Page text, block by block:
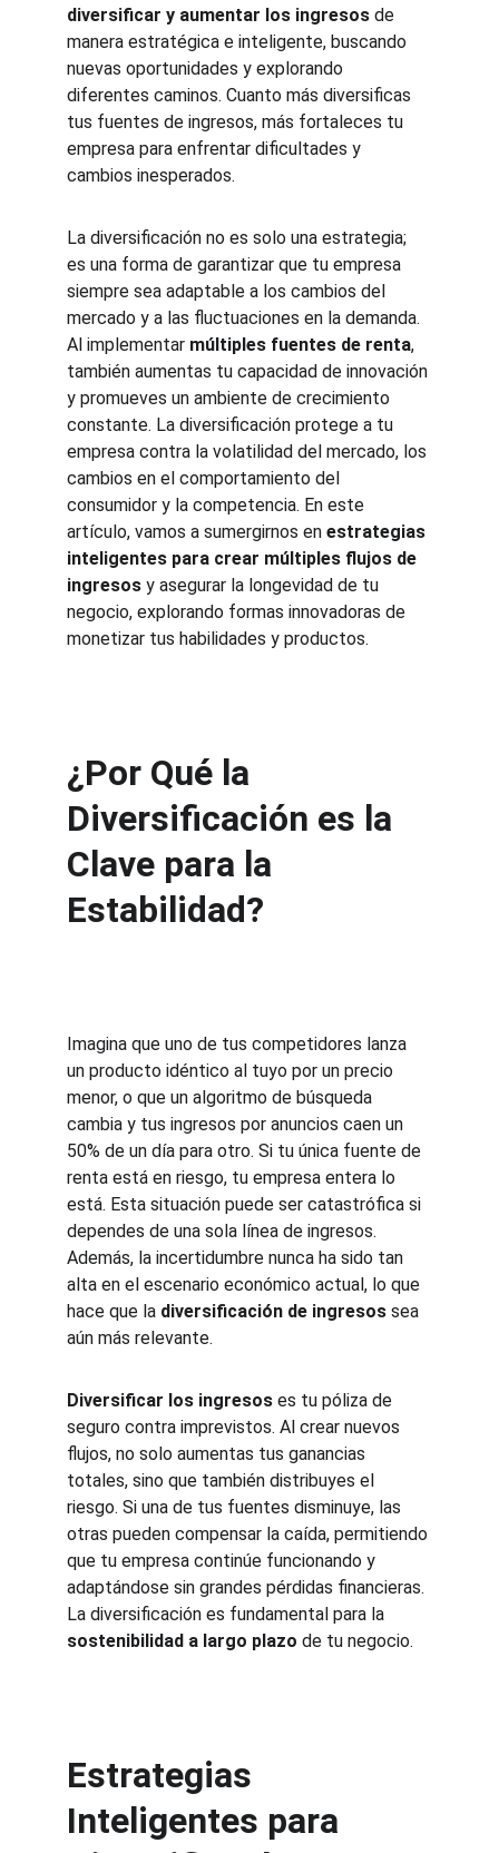
diversificar y aumentar los ingresos de
manera estratégica e inteligente, buscando
nuevas oportunidades y explorando
diferentes caminos. Cuanto más diversificas
tus fuentes de ingresos, más fortaleces tu
empresa para enfrentar dificultades y
cambios inesperados.
La diversificación no es solo una estrategia;
es una forma de garantizar que tu empresa
siempre sea adaptable a los cambios del
mercado y a las fluctuaciones en la demanda.
Al implementar múltiples fuentes de renta,
también aumentas tu capacidad de innovación
y promueves un ambiente de crecimiento
constante. La diversificación protege a tu
empresa contra la volatilidad del mercado, los
cambios en el comportamiento del
consumidor y la competencia. En este
artículo, vamos a sumergirnos en estrategias
inteligentes para crear múltiples flujos de
ingresos y asegurar la longevidad de tu
negocio, explorando formas innovadoras de
monetizar tus habilidades y productos.
¿Por Qué la
Diversificación es la
Clave para la
Estabilidad?
Imagina que uno de tus competidores lanza
un producto idéntico al tuyo por un precio
menor, o que un algoritmo de búsqueda
cambia y tus ingresos por anuncios caen un
50% de un día para otro. Si tu única fuente de
renta está en riesgo, tu empresa entera lo
está. Esta situación puede ser catastrófica si
dependes de una sola línea de ingresos.
Además, la incertidumbre nunca ha sido tan
alta en el escenario económico actual, lo que
hace que la diversificación de ingresos sea
aún más relevante.
Diversificar los ingresos es tu póliza de
seguro contra imprevistos. Al crear nuevos
flujos, no solo aumentas tus ganancias
totales, sino que también distribuyes el
riesgo. Si una de tus fuentes disminuye, las
otras pueden compensar la caída, permitiendo
que tu empresa continúe funcionando y
adaptándose sin grandes pérdidas financieras.
La diversificación es fundamental para la
sostenibilidad a largo plazo de tu negocio.
Estrategias
Inteligentes para